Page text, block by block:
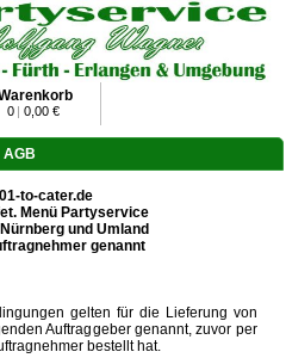
0 | 0,00 €
AGB
to-cater.de
Menü Partyservice
und Umland
genannt
gelten für die Lieferung von
Auftraggeber genannt, zuvor per
bestellt hat.